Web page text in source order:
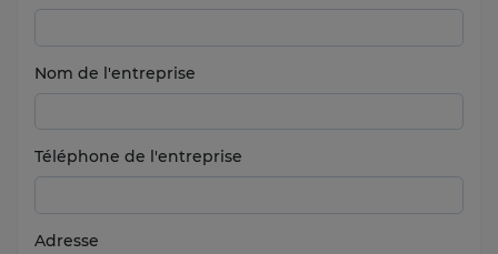
Nom de l'entreprise
Téléphone de l'entreprise
Adresse